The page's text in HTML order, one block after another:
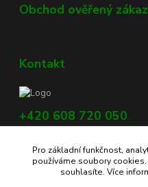
Obchod ověřený
Kontakt
+420 608 720 050
Využijte náš chat, vpravo dole
info@profikoreni.cz
Pro základní funkčnost,
používáme soubory
souhlasíte. Více